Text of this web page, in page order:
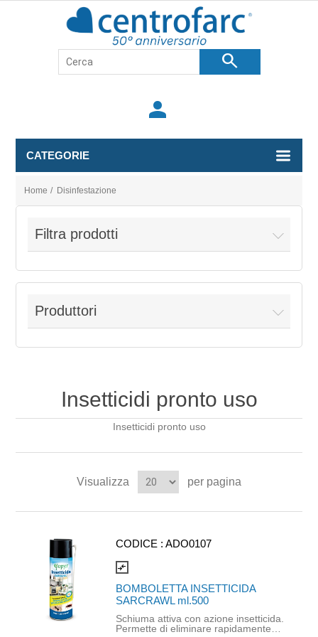
search
person
CATEGORIE
Home / Disinfestazione
Filtra prodotti
Produttori
Insetticidi pronto uso
Insetticidi pronto uso
Visualizza per pagina
CODICE :ADO0107
compare_arrows
BOMBOLETTA INSETTICIDA
SARCRAWL ml.500
Schiuma attiva con azione insetticida.
Permette di eliminare rapidamente